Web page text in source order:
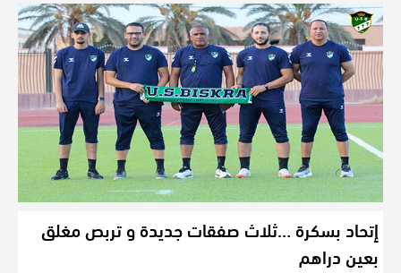
إتحاد بسكرة …ثلاث صفقات جديدة و تربص مغلق
بعين دراهم